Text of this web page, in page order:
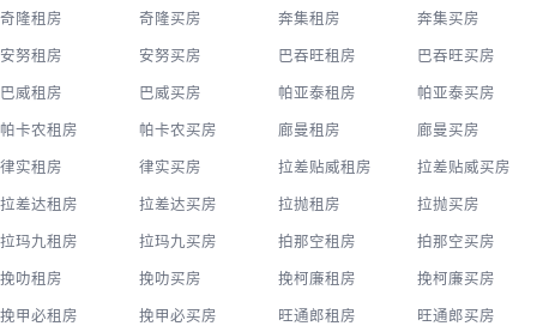
奇隆租房 奇隆买房 奔集租房 奔集买房
安努租房 安努买房 巴吞旺租房 巴吞旺买房
巴威租房 巴威买房 帕亚泰租房 帕亚泰买房
帕卡农租房 帕卡农买房 廊曼租房 廊曼买房
律实租房 律实买房 拉差贴威租房 拉差贴威买房
拉差达租房 拉差达买房 拉抛租房 拉抛买房
拉玛九租房 拉玛九买房 拍那空租房 拍那空买房
挽叻租房 挽叻买房 挽柯廉租房 挽柯廉买房
挽甲必租房 挽甲必买房 旺通郎租房 旺通郎买房